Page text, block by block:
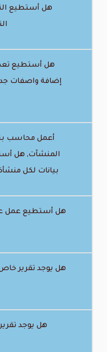
هل أستطيع
هل أستطيع
إضافة واصفات
أعمل محاسب
المنشآت, هل
بيانات لكل
هل أستطيع عمل
هل يوجد تقرير خاص
هل يوجد